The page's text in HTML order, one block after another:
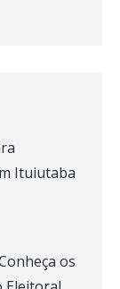
Ituiutaba
os